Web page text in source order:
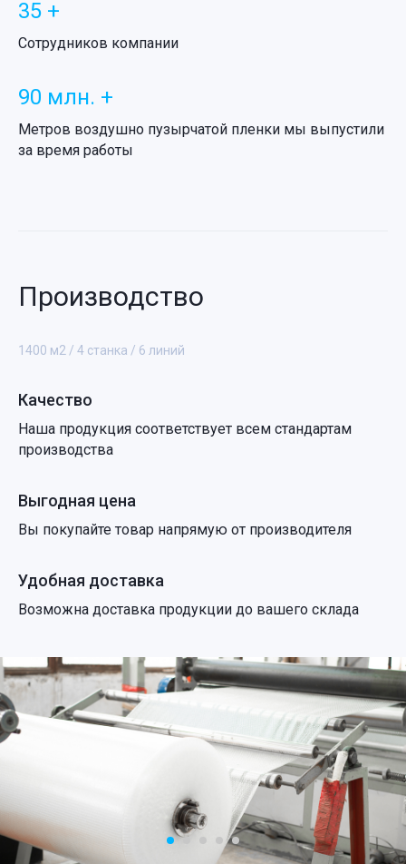
35 +
Сотрудников компании
90 млн. +
Метров воздушно пузырчатой пленки мы выпустили
за время работы
Производство
1400 м2 / 4 станка / 6 линий
Качество
Наша продукция соответствует всем стандартам
производства
Выгодная цена
Вы покупайте товар напрямую от производителя
Удобная доставка
Возможна доставка продукции до вашего склада